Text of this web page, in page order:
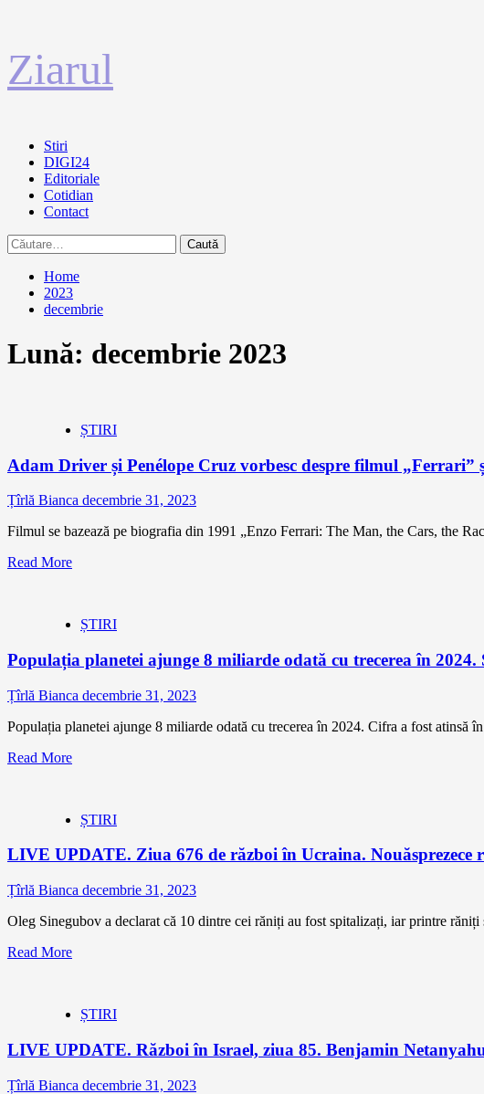
la
conținut
Ziarul
Primary
Menu
Stiri
DIGI24
Editoriale
Cotidian
Contact
Caută
după:
Home
2023
decembrie
Lună: decembrie 2023
ȘTIRI
Adam Driver și Penélope Cruz vorbesc despre filmul „Ferrari”
Țîrlă Bianca decembrie 31, 2023
Filmul se bazează pe biografia din 1991 „Enzo Ferrari: The Man, the Cars, the
Read More
ȘTIRI
Populația planetei ajunge 8 miliarde odată cu trecerea în
Țîrlă Bianca decembrie 31, 2023
Populația planetei ajunge 8 miliarde odată cu trecerea în 2024. Cifra a fost atinsă
Read More
ȘTIRI
LIVE UPDATE. Ziua 676 de război în Ucraina. Nouăsprezece
Țîrlă Bianca decembrie 31, 2023
Oleg Sinegubov a declarat că 10 dintre cei răniți au fost spitalizați, iar printre răniți
Read More
ȘTIRI
LIVE UPDATE. Război în Israel, ziua 85. Benjamin
Țîrlă Bianca decembrie 31, 2023